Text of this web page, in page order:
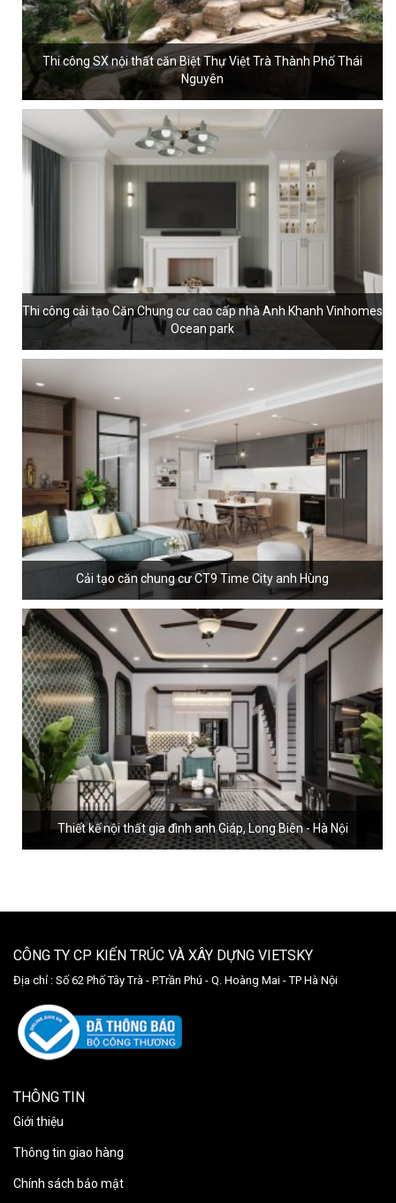
Thi công SX nội thất căn Biệt Thự Việt Trà Thành Phố Thái
Nguyên
Thi công cải tạo Căn Chung cư cao cấp nhà Anh Khanh Vinhomes
Ocean park
Cải tạo căn chung cư CT9 Time City anh Hùng
Thiết kế nội thất gia đình anh Giáp, Long Biên - Hà Nội
CÔNG TY CP KIẾN TRÚC VÀ XÂY DỰNG VIETSKY
Địa chỉ : Số 62 Phố Tây Trà - P.Trần Phú - Q. Hoàng Mai - TP Hà Nội
THÔNG TIN
Giới thiệu
Thông tin giao hàng
Chính sách bảo mật